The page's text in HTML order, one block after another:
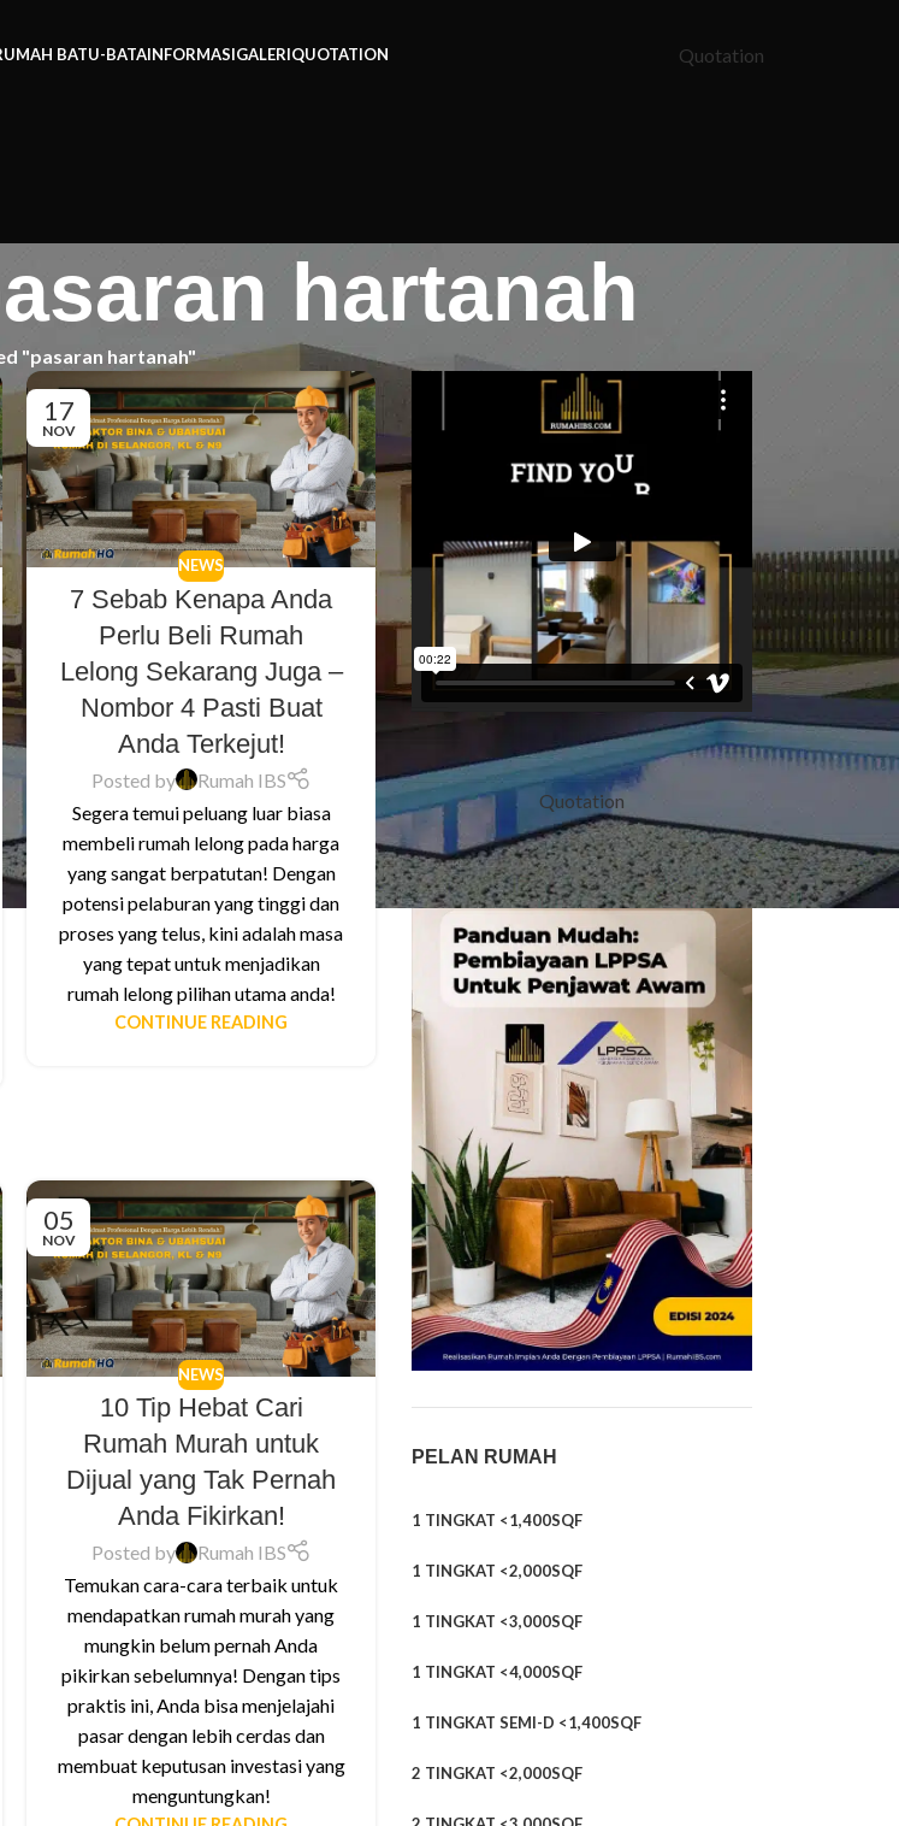
BATU-BATAINFORMASIGALERIQUOTATION Quotation
hartanah
"pasaran hartanah"
17
NOV
NEWS
7 Sebab Kenapa Anda
Perlu Beli Rumah
Lelong Sekarang Juga –
Nombor 4 Pasti Buat
Anda Terkejut!
Posted by
Rumah IBS
Segera temui peluang luar biasa
membeli rumah lelong pada harga
yang sangat berpatutan! Dengan
potensi pelaburan yang tinggi dan
proses yang telus, kini adalah masa
yang tepat untuk menjadikan
rumah lelong pilihan utama anda!
CONTINUE READING
05
NOV
NEWS
10 Tip Hebat Cari
Rumah Murah untuk
Dijual yang Tak Pernah
Anda Fikirkan!
Posted by
Rumah IBS
Temukan cara-cara terbaik untuk
mendapatkan rumah murah yang
mungkin belum pernah Anda
pikirkan sebelumnya! Dengan tips
praktis ini, Anda bisa menjelajahi
pasar dengan lebih cerdas dan
membuat keputusan investasi yang
menguntungkan!
Quotation
PELAN RUMAH
1 TINGKAT <1,400SQF
1 TINGKAT <2,000SQF
1 TINGKAT <3,000SQF
1 TINGKAT <4,000SQF
1 TINGKAT SEMI-D <1,400SQF
2 TINGKAT <2,000SQF